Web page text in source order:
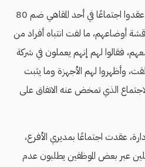
إنهم عقدوا اجتماعًا في أحد المقاهي ضم 80
أوضاعهم، ما لفت انتباه أفراد من
فقالوا لهم إنهم يعملون في شركة
وأظهروا لهم الأجهزة وما يثبت
الذي تمخض عنه الاتفاق على
عقدت اجتماعًا بمديري الأفرع،
عبر بعض الموظفين يطلبون عدم